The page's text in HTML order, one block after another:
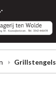
Grillstengels